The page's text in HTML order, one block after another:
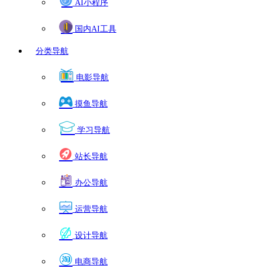
AI小程序
国内AI工具
分类导航
电影导航
摸鱼导航
学习导航
站长导航
办公导航
运营导航
设计导航
电商导航